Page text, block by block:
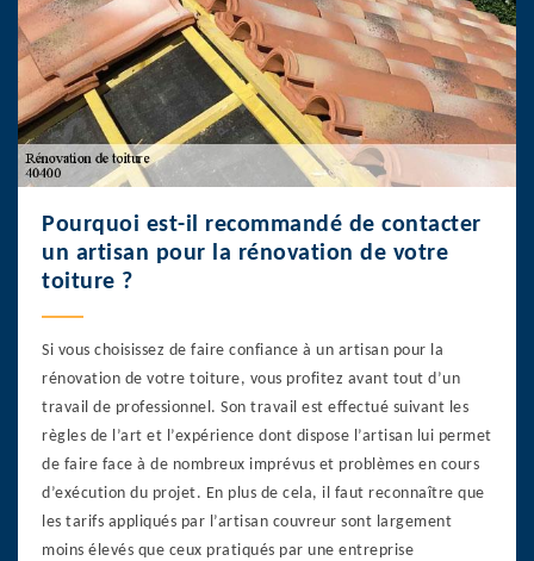
Pourquoi est-il recommandé de contacter
un artisan pour la rénovation de votre
toiture ?
Si vous choisissez de faire confiance à un artisan pour la
rénovation de votre toiture, vous profitez avant tout d’un
travail de professionnel. Son travail est effectué suivant les
règles de l’art et l’expérience dont dispose l’artisan lui permet
de faire face à de nombreux imprévus et problèmes en cours
d’exécution du projet. En plus de cela, il faut reconnaître que
les tarifs appliqués par l’artisan couvreur sont largement
moins élevés que ceux pratiqués par une entreprise